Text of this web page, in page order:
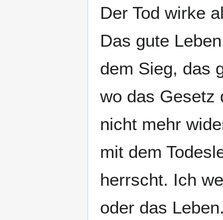
Der Tod wirke
Das gute
dem Sieg, das
wo das Gesetz
nicht mehr
mit dem
herrscht. Ich
oder das